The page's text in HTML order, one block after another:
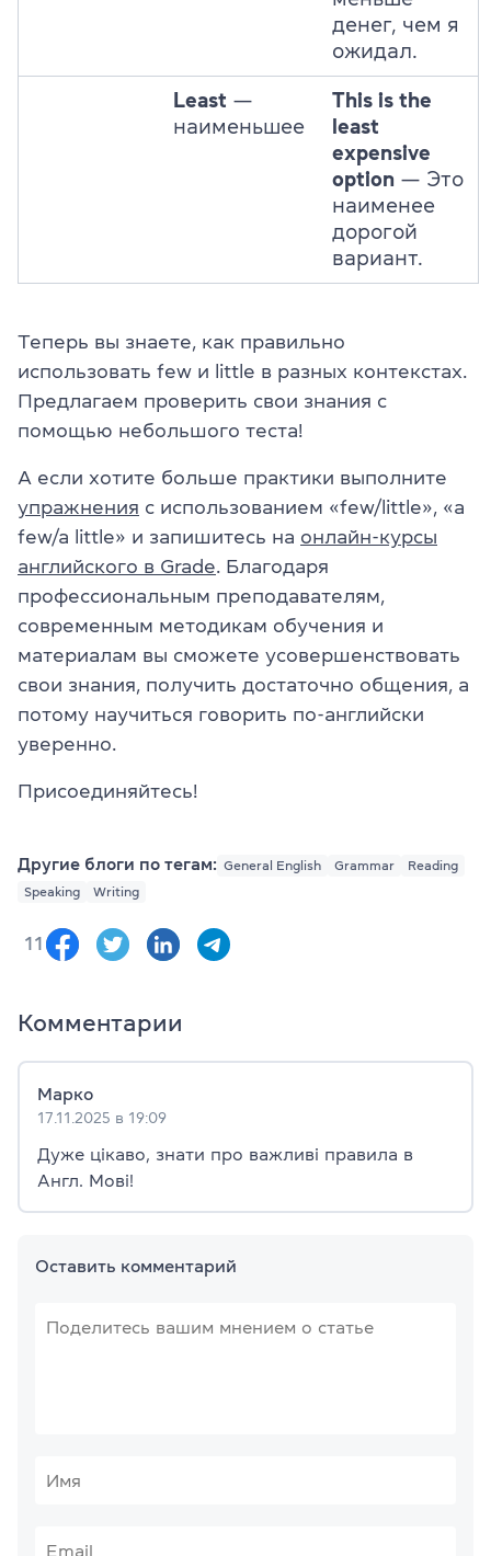
денег, чем я
ожидал.
Least —
наименьшее
This is the
least
expensive
option — Это
наименее
дорогой
вариант.
Теперь вы знаете, как правильно
использовать few и little в разных контекстах.
Предлагаем проверить свои знания с
помощью небольшого теста!
А если хотите больше практики выполните
упражнения с использованием «few/little», «a
few/a little» и запишитесь на онлайн-курсы
английского в Grade. Благодаря
профессиональным преподавателям,
современным методикам обучения и
материалам вы сможете усовершенствовать
свои знания, получить достаточно общения, а
потому научиться говорить по-английски
уверенно.
Присоединяйтесь!
Другие блоги по тегам: General English Grammar
Reading
Speaking
Writing
11
Комментарии
Марко
17.11.2025 в 19:09
Дуже цікаво, знати про важливі правила в
Англ. Мові!
Оставить комментарий